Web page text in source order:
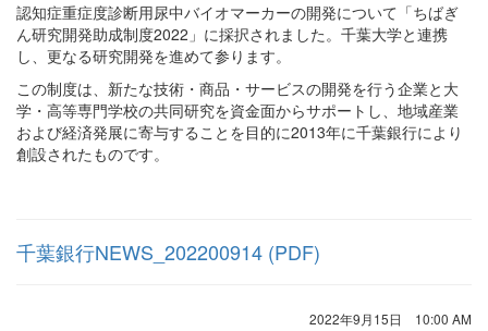
認知症重症度診断用尿中バイオマーカーの開発について「ちばぎ
ん研究開発助成制度2022」に採択されました。千葉大学と連携
し、更なる研究開発を進めて参ります。
この制度は、新たな技術・商品・サービスの開発を行う企業と大
学・高等専門学校の共同研究を資金面からサポートし、地域産業
および経済発展に寄与することを目的に2013年に千葉銀行により
創設されたものです。
千葉銀行NEWS_202200914 (PDF)
2022年9月15日 10:00 AM